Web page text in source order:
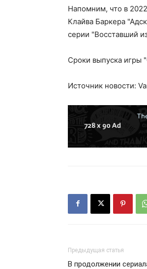
Напомним, что в
Клайва Баркера
серии "Восставший
Сроки выпуска игры
Источник новости:
Предыдущая статья
В продолжении